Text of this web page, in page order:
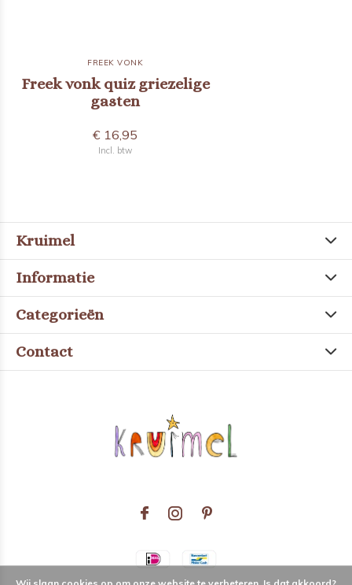
FREEK VONK
Freek vonk quiz griezelige
gasten
€ 16,95
Incl. btw
Kruimel
Informatie
Categorieën
Contact